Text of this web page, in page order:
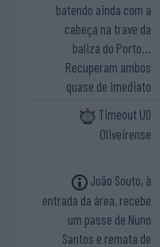
batendo ainda com a
cabeça na trave da
baliza do Porto...
Recuperam ambos
quase de imediato
Timeout UD
Oliveirense
João Souto, à
entrada da área, recebe
um passe de Nuno
Santos e remata de